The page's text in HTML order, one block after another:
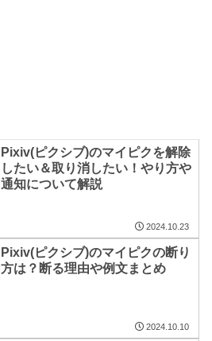
Pixiv(ピクシブ)のマイピクを解除
したい＆取り消したい！やり方や
通知について解説
2024.10.23
Pixiv(ピクシブ)のマイピクの断り
方は？断る理由や例文まとめ
2024.10.10